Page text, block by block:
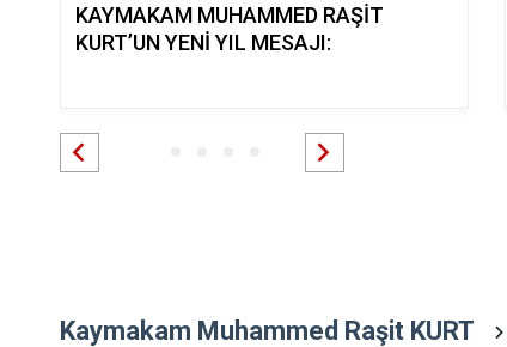
KAYMAKAM MUHAMMED RAŞİT
KURT’UN YENİ YIL MESAJI:
Kaymakam Muhammed Raşit KURT